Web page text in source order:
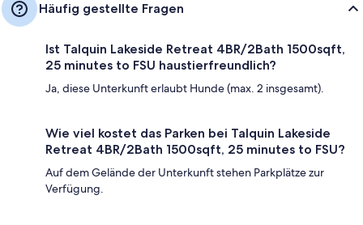
Häufig gestellte Fragen
Ist Talquin Lakeside Retreat 4BR/2Bath 1500sqft,
25 minutes to FSU haustierfreundlich?
Ja, diese Unterkunft erlaubt Hunde (max. 2 insgesamt).
Wie viel kostet das Parken bei Talquin Lakeside
Retreat 4BR/2Bath 1500sqft, 25 minutes to FSU?
Auf dem Gelände der Unterkunft stehen Parkplätze zur
Verfügung.